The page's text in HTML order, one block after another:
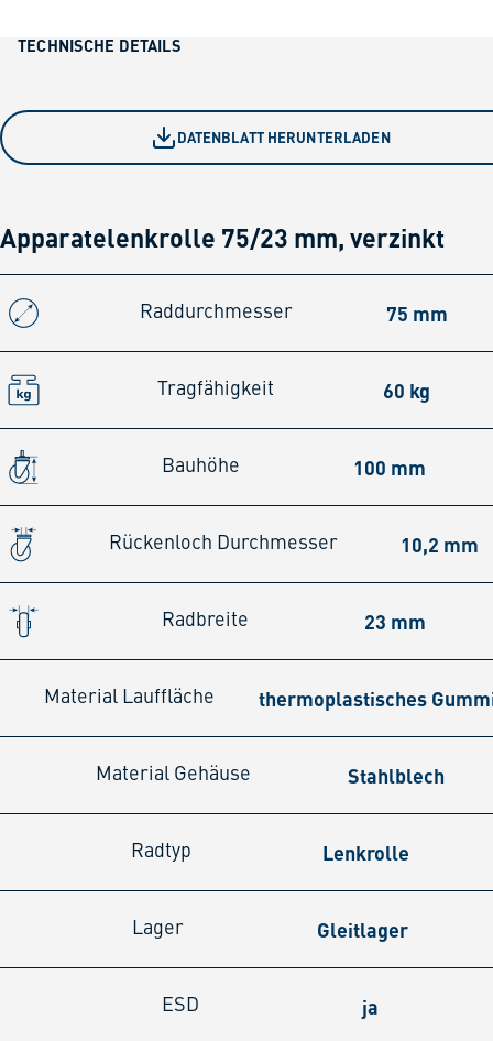
TECHNISCHE DETAILS
DATENBLATT HERUNTERLADEN
Apparatelenkrolle 75/23 mm, verzinkt
Raddurchmesser 75 mm
Tragfähigkeit 60 kg
Bauhöhe 100 mm
Rückenloch Durchmesser 10,2 mm
Radbreite 23 mm
Material Lauffläche thermoplastisches
Material Gehäuse Stahlblech
Radtyp Lenkrolle
Lager Gleitlager
ESD ja